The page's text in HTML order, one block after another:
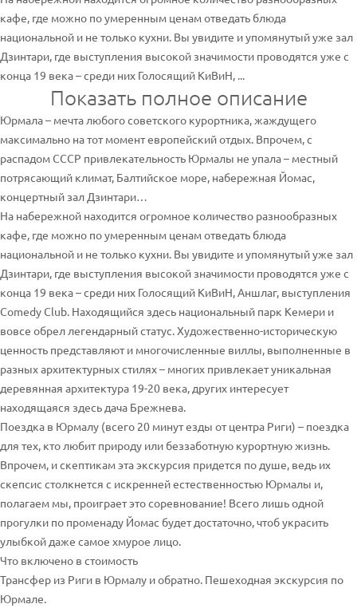
кафе, где можно по умеренным ценам отведать блюда
национальной и не только кухни. Вы увидите и упомянутый уже зал
Дзинтари, где выступления высокой значимости проводятся уже с
конца 19 века – среди них Голосящий КиВиН, ...
Показать полное описание
Юрмала – мечта любого советского курортника, жаждущего
максимально на тот момент европейский отдых. Впрочем, с
распадом СССР привлекательность Юрмалы не упала – местный
потрясающий климат, Балтийское море, набережная Йомас,
концертный зал Дзинтари…
На набережной находится огромное количество разнообразных
кафе, где можно по умеренным ценам отведать блюда
национальной и не только кухни. Вы увидите и упомянутый уже зал
Дзинтари, где выступления высокой значимости проводятся уже с
конца 19 века – среди них Голосящий КиВиН, Аншлаг, выступления
Comedy Club. Находящийся здесь национальный парк Кемери и
вовсе обрел легендарный статус. Художественно-историческую
ценность представляют и многочисленные виллы, выполненные в
разных архитектурных стилях – многих привлекает уникальная
деревянная архитектура 19-20 века, других интересует
находящаяся здесь дача Брежнева.
Поездка в Юрмалу (всего 20 минут езды от центра Риги) – поездка
для тех, кто любит природу или беззаботную курортную жизнь.
Впрочем, и скептикам эта экскурсия придется по душе, ведь их
скепсис столкнется с искренней естественностью Юрмалы и,
полагаем мы, проиграет это соревнование! Всего лишь одной
прогулки по променаду Йомас будет достаточно, чтоб украсить
улыбкой даже самое хмурое лицо.
Что включено в стоимость
Трансфер из Риги в Юрмалу и обратно. Пешеходная экскурсия по
Юрмале.